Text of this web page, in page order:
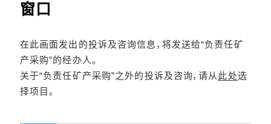
窗口
在此画面发出的投诉及咨询信息，将发送给“负责任矿
产采购”的经办人。
关于“负责任矿产采购”之外的投诉及咨询，请从 此处选
择项目。